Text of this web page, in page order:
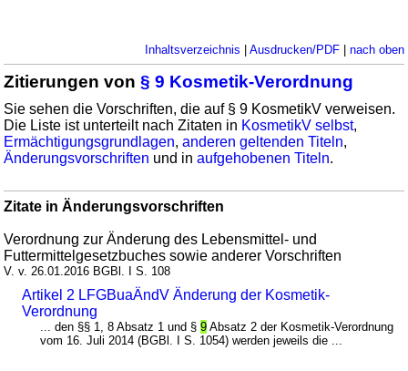
Inhaltsverzeichnis | Ausdrucken/PDF| nach oben
Zitierungen von§ 9 Kosmetik-Verordnung
Sie sehen die Vorschriften, die auf § 9 KosmetikV verweisen.
Die Liste ist unterteilt nach Zitaten in KosmetikV selbst,
Ermächtigungsgrundlagen,anderen geltenden Titeln,
Änderungsvorschriften und inaufgehobenen Titeln.
Zitate in Änderungsvorschriften
Verordnung zur Änderung des Lebensmittel- und
Futtermittelgesetzbuches sowie anderer Vorschriften
V. v. 26.01.2016 BGBl. I S. 108
Artikel 2 LFGBuaÄndV Änderung der Kosmetik-
Verordnung
... den §§ 1, 8 Absatz 1 und §9 Absatz 2 der Kosmetik-Verordnung
vom 16. Juli 2014 (BGBl. I S. 1054) werden jeweils die ...